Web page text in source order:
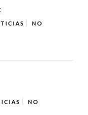
NO
NO